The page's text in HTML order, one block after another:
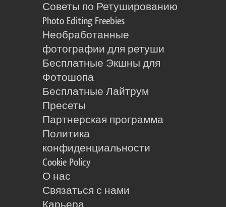
Советы по Ретушированию
Photo Editing Freebies
Необработанные
фотографии для ретуши
Бесплатные Экшны для
Фотошопа
Бесплатные Лайтрум
Пресеты
Партнерская программа
Политика
конфиденциальности
Cookie Policy
О нас
Связаться с нами